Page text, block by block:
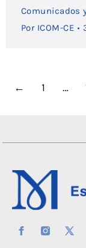
Comunicados
Por ICOM-CE
← 1 …